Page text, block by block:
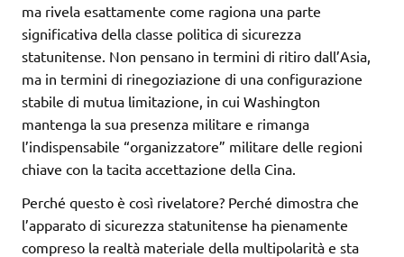
ma rivela esattamente come ragiona una parte
significativa della classe politica di sicurezza
statunitense. Non pensano in termini di ritiro dall’Asia,
ma in termini di rinegoziazione di una configurazione
stabile di mutua limitazione, in cui Washington
mantenga la sua presenza militare e rimanga
l’indispensabile “organizzatore” militare delle regioni
chiave con la tacita accettazione della Cina.
Perché questo è così rivelatore? Perché dimostra che
l’apparato di sicurezza statunitense ha pienamente
compreso la realtà materiale della multipolarità e sta